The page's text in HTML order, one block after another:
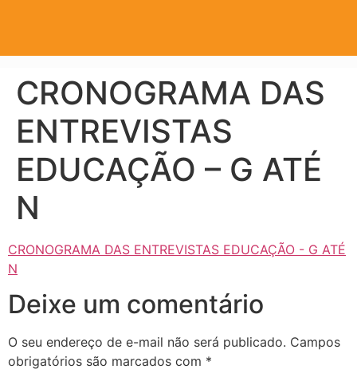
CRONOGRAMA DAS
ENTREVISTAS
EDUCAÇÃO – G ATÉ
N
CRONOGRAMA DAS ENTREVISTAS EDUCAÇÃO - G ATÉ
N
Deixe um comentário
O seu endereço de e-mail não será publicado. Campos
obrigatórios são marcados com *